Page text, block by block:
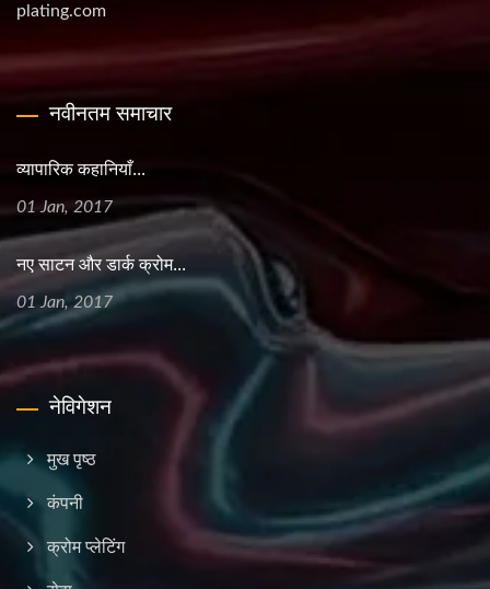
plating.com
नवीनतम समाचार
व्यापारिक कहानियाँ...
01 Jan, 2017
नए साटन और डार्क क्रोम...
01 Jan, 2017
नेविगेशन
मुख पृष्ठ
कंपनी
क्रोम प्लेटिंग